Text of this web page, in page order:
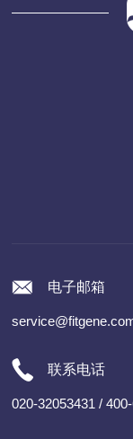
电子邮箱
联系电话
020-32053431 /